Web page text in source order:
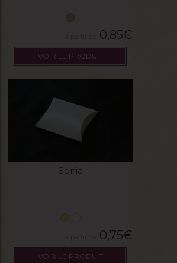
0,85€
VOIR LE PRODUIT
Sonia
0,75€
VOIR LE PRODUIT